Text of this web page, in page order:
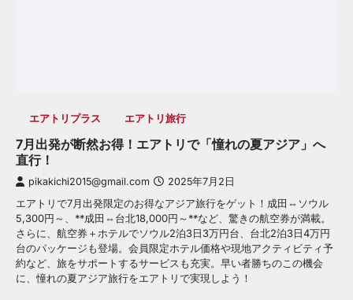
エアトリプラス エアトリ旅行
7月出発が断然お得！エアトリで「憧れの夏アジア」へ
直行！
pikakichi2015@gmail.com 2025年7月2日
エアトリで7月出発限定のお得なアジア旅行をゲット！成田⇔ソウル
5,300円～、**成田⇔台北18,000円～**など、驚きの航空券が満載。
さらに、航空券＋ホテルでソウル2泊3日3万円台、台北2泊3日4万円
台のパッケージも登場。会員限定ホテル価格や現地アクティビティ予
約など、旅をサポートするサービスも充実。早い者勝ちのこの機会
に、憧れの夏アジア旅行をエアトリで実現しよう！